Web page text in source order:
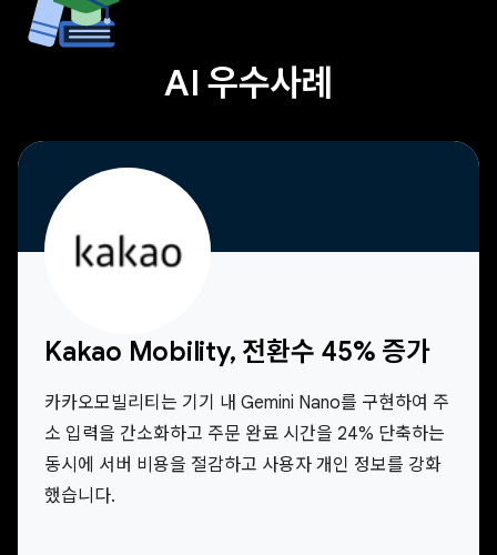
AI 우수사례
Kakao Mobility, 전환수 45% 증가
카카오모빌리티는 기기 내 Gemini Nano를 구현하여 주
소 입력을 간소화하고 주문 완료 시간을 24% 단축하는
동시에 서버 비용을 절감하고 사용자 개인 정보를 강화
했습니다.